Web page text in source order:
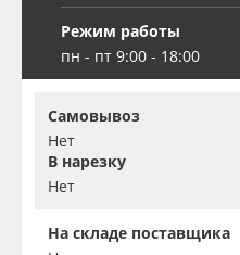
Режим работы
пн - пт 9:00 - 18:00
Самовывоз
Нет
В нарезку
Нет
На складе поставщика